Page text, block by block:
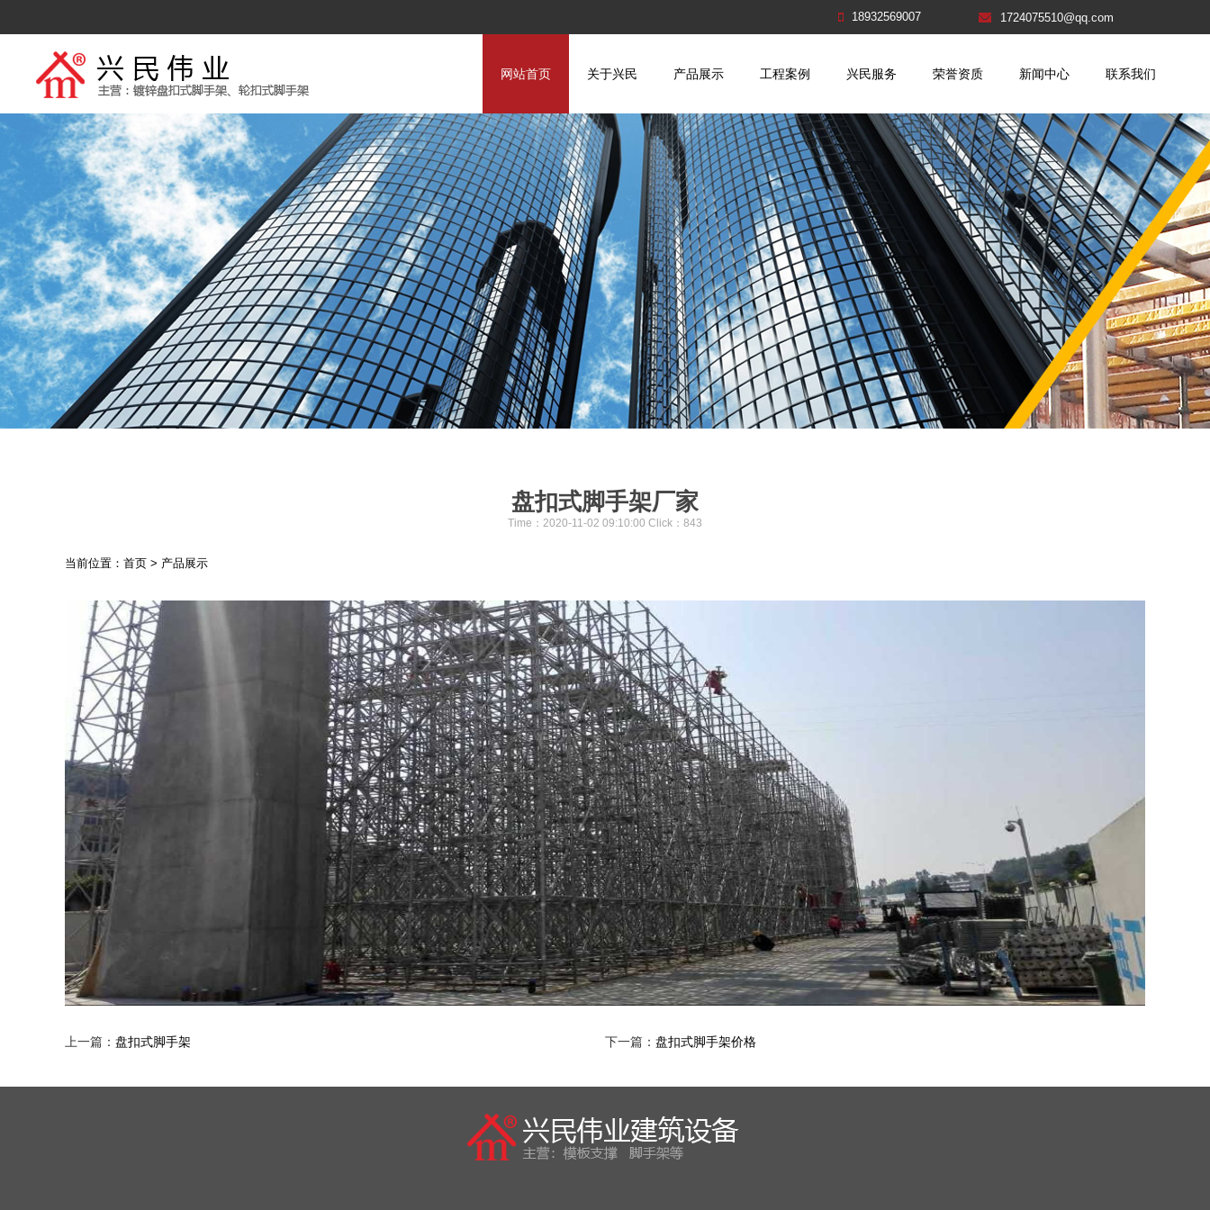
18932569007 1724075510@qq.com
网站首页 关于兴民 产品展示 工程案例 兴民服务 荣誉资质 新闻中心 联系我们
盘扣式脚手架厂家
Time：2020-11-02 09:10:00 Click： 843
当前位置： 首页 > 产品展示
上一篇： 盘扣式脚手架 下一篇： 盘扣式脚手架价格